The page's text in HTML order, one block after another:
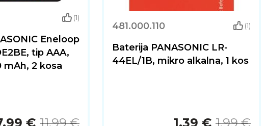
(1)
Eneloop
tip AAA,
mAh, 2 kosa
€ 11,99 €
481.000.110 (1)
Baterija PANASONIC LR-
44EL/1B, mikro alkalna, 1 kos
1,39 € 1,99 €